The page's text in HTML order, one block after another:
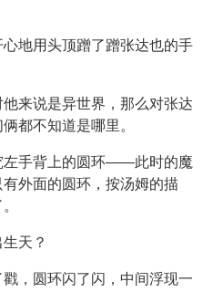
地用头顶蹭了蹭张达也的手
来说是异世界，那么对张达
都不知道是哪里。
左手背上的圆环——此时的魔
外面的圆环，按汤姆的描
天？
，圆环闪了闪，中间浮现一